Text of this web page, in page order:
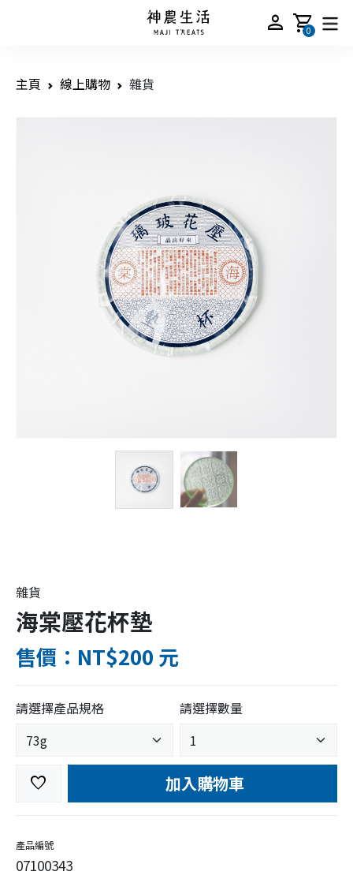
person shopping_cart
0
主頁 線上購物 雜貨
雜貨
海棠壓花杯墊
售價：NT$200 元
請選擇產品規格 請選擇數量
favorite 加入購物車
產品編號
07100343